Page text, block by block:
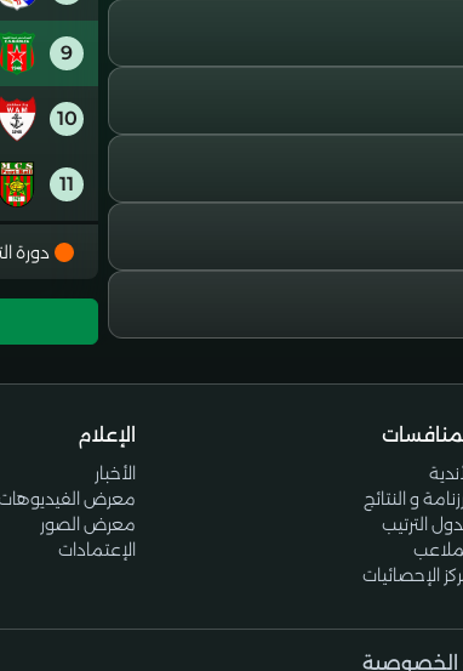
9
10
11
12
14
16
دورة
و النتائج
الترتيب
الإحصائيات
الإعلام
الأخبار
معرض
معرض الصور
الإعتمادات
الخصوصية